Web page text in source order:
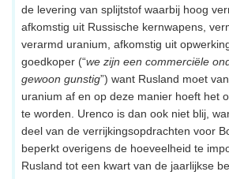
de levering van splijtstof waarbij hoog
afkomstig uit Russische kernwapens,
verarmd uranium, afkomstig uit
goedkoper (“we zijn een commerciële
gewoon gunstig”) want Rusland moet
uranium af en op deze manier hoeft het
te worden. Urenco is dan ook niet blij,
deel van de verrijkingsopdrachten voor
beperkt overigens de hoeveelheid te
Rusland tot een kwart van de jaarlijkse